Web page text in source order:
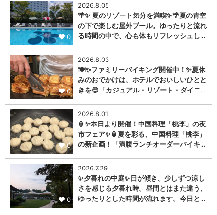
0
2026.8.05
🌴✨ 夏のリゾート気分を満喫✨🌴夏の青空
の下で楽しむ屋外プール。ゆったりと流れ
る時間の中で、心も体もリフレッシュし…
0
2026.8.03
🍽️✨ファミリーバイキング開催中！✨夏休
みのおでかけは、ホテルでおいしいひとと
きを😊「カジュアル・リゾート・ダイニ…
0
2026.8.01
🏮✨本日より開催！中国料理「桃李」の夜
市フェア✨🏮夏を彩る、中国料理「桃李」
の新企画！「満腹ランチオーダーバイキ…
0
2026.7.29
✨夕暮れの中庭✨日が傾き、少しずつ涼し
さを感じる夕暮れ時。昼間とはまた違う、
ゆったりとした時間が流れます。今日と…